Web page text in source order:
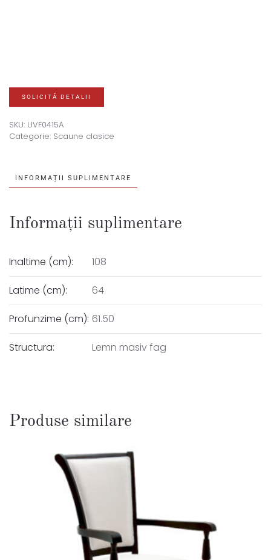
SOLICITĂ DETALII
SKU: UVF0415A
Categorie: Scaune clasice
INFORMAȚII SUPLIMENTARE
Informații suplimentare
Inaltime (cm): 108
Latime (cm): 64
Profunzime (cm): 61.50
Structura: Lemn masiv fag
Produse similare